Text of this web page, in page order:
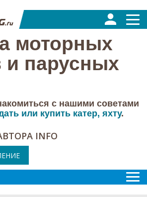
моторных
и парусных
с нашими советами
или купить катер, яхту.
INFO